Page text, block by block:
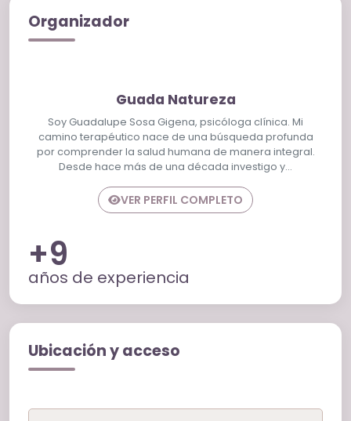
Organizador
Guada Natureza
Soy Guadalupe Sosa Gigena, psicóloga clínica. Mi
camino terapéutico nace de una búsqueda profunda
por comprender la salud humana de manera integral.
Desde hace más de una década investigo y…
VER PERFIL COMPLETO
+9
años de experiencia
Ubicación y acceso